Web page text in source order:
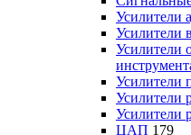
Усилители
Усилители
Усилители
Усилители
Усилители
Усилители
ЦАП 179